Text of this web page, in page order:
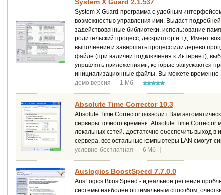
System X Guard 2.1.537
System X Guard-программа с удобным
возможностью управления ими. Выдает
задействованные библиотеки, использование
родительский процесс, дескриптор и т.д. Имеет
выполнение и завершать процесс или дерево
файле (при наличии подключения к Интернет),
управлять приложениями, которые запускаются
инициализационные файлы. Вы можете временно
демо версия
| 1 Мб |
Absolute Time Corrector 10.3
Absolute Time Corrector позволит Вам
серверы точного времени. Absolute Time Corrector
локальных сетей. Достаточно обеспечить выход
сервера, все остальные компьютеры LAN смогут
условно-бесплатная
| 6 Мб |
Auslogics BoostSpeed 7.7.0.0
AusLogics BoostSpeed - идеальное решение
системы наиболее оптимальным способом,